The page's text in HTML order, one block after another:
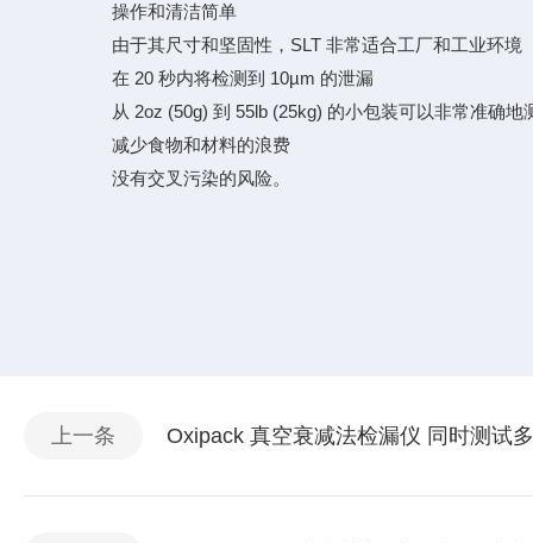
操作和清洁简单
由于其尺寸和坚固性，SLT 非常适合工厂和工业环境
在 20 秒内将检测到 10µm 的泄漏
从 2oz (50g) 到 55lb (25kg) 的小包装可以非常准确地
减少食物和材料的浪费
没有交叉污染的风险。
上一条 Oxipack 真空衰减法检漏仪 同时测试